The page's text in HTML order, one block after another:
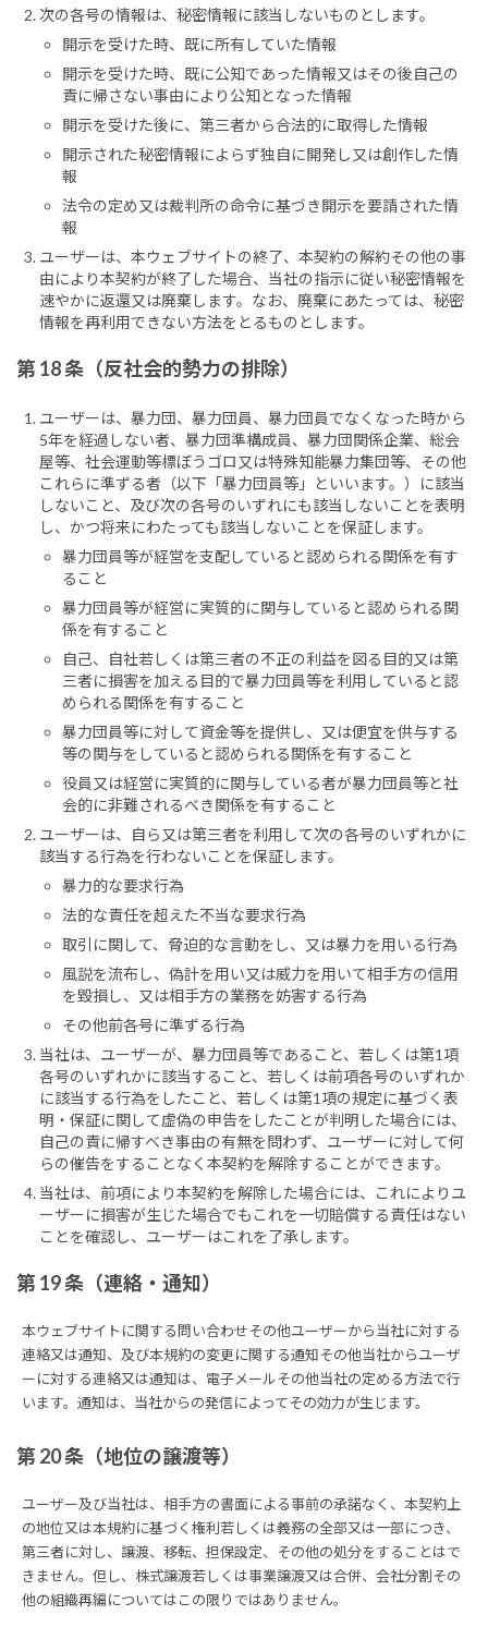
次の各号の情報は、秘密情報に該当しないものとします。
開示を受けた時、既に所有していた情報
開示を受けた時、既に公知であった情報又はその後自己の
責に帰さない事由により公知となった情報
開示を受けた後に、第三者から合法的に取得した情報
開示された秘密情報によらず独自に開発し又は創作した情
報
法令の定め又は裁判所の命令に基づき開示を要請された情
報
ユーザーは、本ウェブサイトの終了、本契約の解約その他の事
由により本契約が終了した場合、当社の指示に従い秘密情報を
速やかに返還又は廃棄します。なお、廃棄にあたっては、秘密
情報を再利用できない方法をとるものとします。
第 18 条（反社会的勢力の排除）
ユーザーは、暴力団、暴力団員、暴力団員でなくなった時から
5年を経過しない者、暴力団準構成員、暴力団関係企業、総会
屋等、社会運動等標ぼうゴロ又は特殊知能暴力集団等、その他
これらに準ずる者（以下「暴力団員等」といいます。）に該当
しないこと、及び次の各号のいずれにも該当しないことを表明
し、かつ将来にわたっても該当しないことを保証します。
暴力団員等が経営を支配していると認められる関係を有す
ること
暴力団員等が経営に実質的に関与していると認められる関
係を有すること
自己、自社若しくは第三者の不正の利益を図る目的又は第
三者に損害を加える目的で暴力団員等を利用していると認
められる関係を有すること
暴力団員等に対して資金等を提供し、又は便宜を供与する
等の関与をしていると認められる関係を有すること
役員又は経営に実質的に関与している者が暴力団員等と社
会的に非難されるべき関係を有すること
ユーザーは、自ら又は第三者を利用して次の各号のいずれかに
該当する行為を行わないことを保証します。
暴力的な要求行為
法的な責任を超えた不当な要求行為
取引に関して、脅迫的な言動をし、又は暴力を用いる行為
風説を流布し、偽計を用い又は威力を用いて相手方の信用
を毀損し、又は相手方の業務を妨害する行為
その他前各号に準ずる行為
当社は、ユーザーが、暴力団員等であること、若しくは第1項
各号のいずれかに該当すること、若しくは前項各号のいずれか
に該当する行為をしたこと、若しくは第1項の規定に基づく表
明・保証に関して虚偽の申告をしたことが判明した場合には、
自己の責に帰すべき事由の有無を問わず、ユーザーに対して何
らの催告をすることなく本契約を解除することができます。
当社は、前項により本契約を解除した場合には、これによりユ
ーザーに損害が生じた場合でもこれを一切賠償する責任はない
ことを確認し、ユーザーはこれを了承します。
第 19 条（連絡・通知）
本ウェブサイトに関する問い合わせその他ユーザーから当社に対する
連絡又は通知、及び本規約の変更に関する通知その他当社からユーザ
ーに対する連絡又は通知は、電子メールその他当社の定める方法で行
います。通知は、当社からの発信によってその効力が生じます。
第 20 条（地位の譲渡等）
ユーザー及び当社は、相手方の書面による事前の承諾なく、本契約上
の地位又は本規約に基づく権利若しくは義務の全部又は一部につき、
第三者に対し、譲渡、移転、担保設定、その他の処分をすることはで
きません。但し、株式譲渡若しくは事業譲渡又は合併、会社分割その
他の組織再編についてはこの限りではありません。